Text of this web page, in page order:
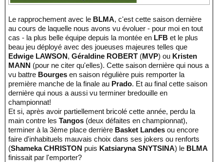
Le rapprochement avec le BLMA, c'est cette saison dernière
au cours de laquelle nous avons vu évoluer - pour moi en tout
cas - la plus belle équipe depuis la montée en LFB et le plus
beau jeu déployé avec des joueuses majeures telles que
Edwige LAWSON, Géraldine ROBERT (MVP) ou Kristen
MANN (pour ne citer qu'elles). Cette saison dernière qui nous a
vu battre Bourges en saison régulière puis remporter la
première manche de la finale au Prado. Et au final cette saison
dernière qui nous a aussi vu terminer bredouille en
championnat!
Et si, après avoir partiellement bricolé cette année, perdu la
main contre les Tangos (deux défaites en championnat),
terminer à la 3ème place derrière Basket Landes ou encore
faire d'inhabituels mauvais choix dans ses jokers ou renforts
(Shameka CHRISTON puis Katsiaryna SNYTSINA) le BLMA
finissait par l'emporter?